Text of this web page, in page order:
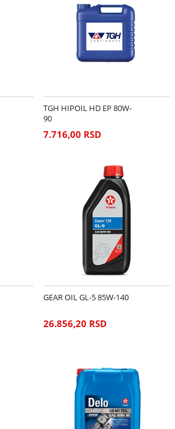
TGH HIPOIL HD EP 80W-
90
7.716,00 RSD
GEAR OIL GL-5 85W-140
26.856,20 RSD